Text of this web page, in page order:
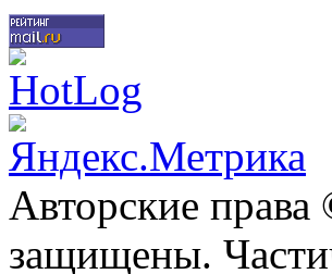
Авторские
защищены.